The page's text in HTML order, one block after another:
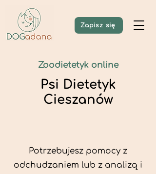
Zapisz się
Zoodietetyk online
Psi Dietetyk
Cieszanów
Potrzebujesz pomocy z
odchudzaniem lub z analizą i